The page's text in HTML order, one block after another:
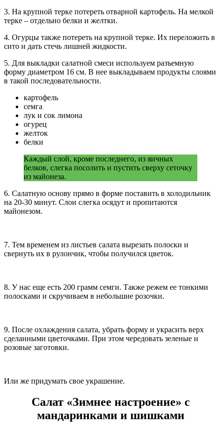
3. На крупной терке потереть отварной картофель. На мелкой
терке – отдельно белки и желтки.
4. Огурцы также потереть на крупной терке. Их переложить в
сито и дать стечь лишней жидкости.
5. Для выкладки салатной смеси используем разъемную
форму диаметром 16 см. В нее выкладываем продукты слоями
в такой последовательности.
картофель
семга
лук и сок лимона
огурец
желток
белки
Каждый слой, кроме последнего, из яичных
белков, слегка посолить и пустить сверху сеточку
из майонеза.
6. Салатную основу прямо в форме поставить в холодильник
на 20-30 минут. Слои слегка осядут и пропитаются
майонезом.
7. Тем временем из листьев салата вырезать полоски и
свернуть их в рулончик, чтобы получился цветок.
8. У нас еще есть 200 грамм семги. Также режем ее тонкими
полосками и скручиваем в небольшие розочки.
9. После охлаждения салата, убрать форму и украсить верх
сделанными цветочками. При этом чередовать зеленые и
розовые заготовки.
Или же придумать свое украшение.
Салат «Зимнее настроение» с
мандаринками и шишками